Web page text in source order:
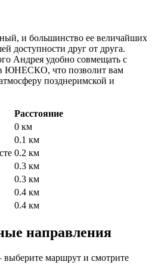
и большинство ее величайших
доступности друг от друга.
Андрея удобно совмещать с
ЮНЕСКО, что позволит вам
позднеримской и
Расстояние
0 км
0.1 км
0.2 км
0.3 км
0.3 км
0.4 км
0.4 км
направления
маршрут и смотрите